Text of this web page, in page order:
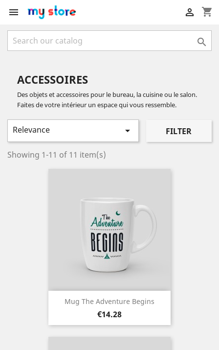
 shopping_cart


ACCESSOIRES
Des objets et accessoires pour le bureau, la cuisine ou le salon.
Faites de votre intérieur un espace qui vous ressemble.
Relevance  FILTER
Showing 1-11 of 11 item(s)
Mug The Adventure Begins
Price
€14.28